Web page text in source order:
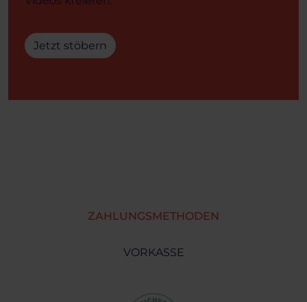
Jetzt stöbern
ZAHLUNGSMETHODEN
VORKASSE